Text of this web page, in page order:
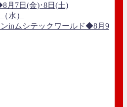
月7日(金)･8日(土)
水）
inムシテックワールド◆8月9